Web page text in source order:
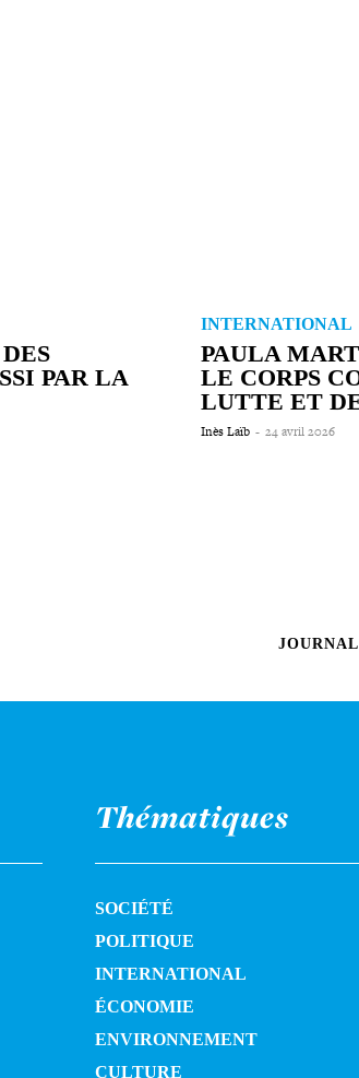
PAR LA
INTERNATIONAL
PAULA
LE CORPS
LUTTE ET
Inès Laïb - 24 avril 2026
Thématiques
SOCIÉTÉ
POLITIQUE
INTERNATIONAL
ÉCONOMIE
ENVIRONNEMENT
CULTURE